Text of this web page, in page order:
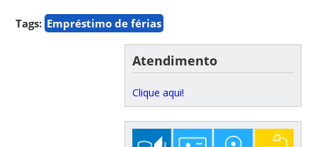
Tags: Empréstimo de férias
Atendimento
Clique aqui!